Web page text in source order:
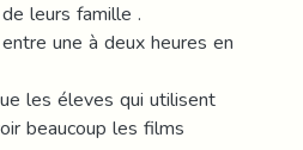
leurs famille .
une à deux heures en
les éleves qui utilisent
beaucoup les films